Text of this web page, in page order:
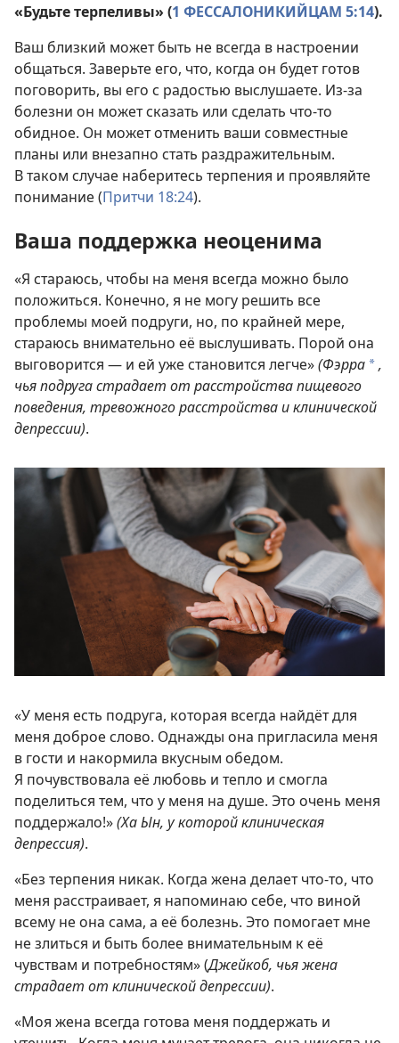
«Будьте терпеливы» (1 ФЕССАЛОНИКИЙЦАМ 5:14).
Ваш близкий может быть не всегда в настроении
общаться. Заверьте его, что, когда он будет готов
поговорить, вы его с радостью выслушаете. Из-за
болезни он может сказать или сделать что-то
обидное. Он может отменить ваши совместные
планы или внезапно стать раздражительным.
В таком случае наберитесь терпения и проявляйте
понимание (Притчи 18:24).
Ваша поддержка неоценима
«Я стараюсь, чтобы на меня всегда можно было
положиться. Конечно, я не могу решить все
проблемы моей подруги, но, по крайней мере,
стараюсь внимательно её выслушивать. Порой она
выговорится — и ей уже становится легче»(Фэрра a,
чья подруга страдает от расстройства пищевого
поведения, тревожного расстройства и клинической
депрессии).
«У меня есть подруга, которая всегда найдёт для
меня доброе слово. Однажды она пригласила меня
в гости и накормила вкусным обедом.
Я почувствовала её любовь и тепло и смогла
поделиться тем, что у меня на душе. Это очень меня
поддержало!»(Ха Ын, у которой клиническая
депрессия).
«Без терпения никак. Когда жена делает что-то, что
меня расстраивает, я напоминаю себе, что виной
всему не она сама, а её болезнь. Это помогает мне
не злиться и быть более внимательным к её
чувствам и потребностям» (Джейкоб, чья жена
страдает от клинической депрессии).
«Моя жена всегда готова меня поддержать и